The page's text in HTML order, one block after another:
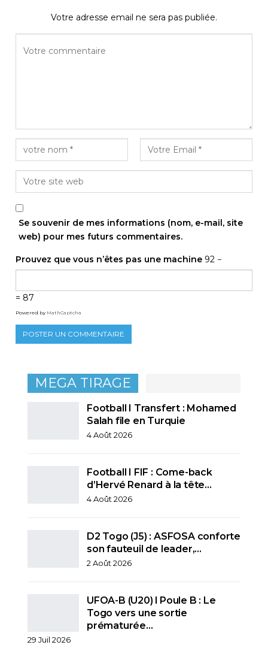
Votre adresse email ne sera pas publiée.
Se souvenir de mes informations (nom, e-mail, site
web) pour mes futurs commentaires.
Prouvez que vous n’êtes pas une machine 92 −
= 87
Powered by MathCaptcha
MEGA TIRAGE
Football I Transfert : Mohamed
Salah file en Turquie
4 Août 2026
Football I FIF : Come-back
d’Hervé Renard à la tête…
4 Août 2026
D2 Togo (J5) : ASFOSA conforte
son fauteuil de leader,…
2 Août 2026
UFOA-B (U20) l Poule B : Le
Togo vers une sortie
prématurée…
29 Juil 2026